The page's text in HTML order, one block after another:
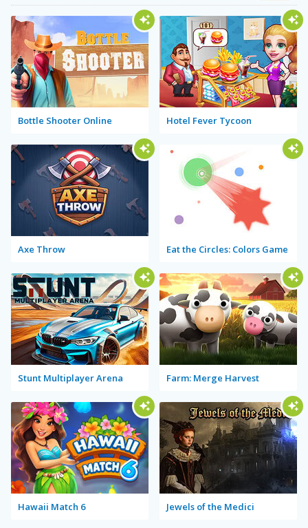
Bottle Shooter Online Hotel Fever Tycoon
Axe Throw Eat the Circles: Colors Game
Stunt Multiplayer Arena Farm: Merge Harvest
Hawaii Match 6 Jewels of the Medici